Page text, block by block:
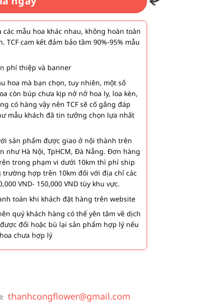
mẫu hoa khác nhau, không hoàn toàn
TCF cam kết đảm bảo tầm 90%-95% mẫu
phí thiệp và banner
hoa mà bạn chọn, tuy nhiên, một số
còn búp chưa kịp nở nở hoa ly, loa kèn,
có hàng vậy nên TCF sẽ cố gắng đáp
mẫu khách đã tin tưởng chọn lựa nhất
sản phẩm được giao ở nội thành trên
như Hà Nội, TpHCM, Đà Nẵng. Đơn hàng
trong phạm vi dưới 10km thì phí ship
trường hợp trên 10km đối với địa chỉ các
VND- 150,000 VND tùy khu vực.
toán khi khách đặt hàng trên website
quý khách hàng có thể yên tâm về dịch
đổi hoặc bù lại sản phẩm hợp lý nếu
chưa hợp lý
thanhcongflower@gmail.com